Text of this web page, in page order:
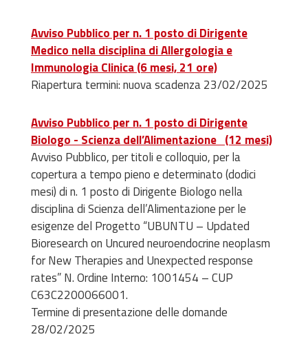
Avviso Pubblico per n. 1 posto di Dirigente
Medico nella disciplina di Allergologia e
Immunologia Clinica (6 mesi, 21 ore)
Riapertura termini: nuova scadenza 23/02/2025
Avviso Pubblico per n. 1 posto di Dirigente
Biologo - Scienza dell’Alimentazione (12 mesi)
Avviso Pubblico, per titoli e colloquio, per la
copertura a tempo pieno e determinato (dodici
mesi) di n. 1 posto di Dirigente Biologo nella
disciplina di Scienza dell’Alimentazione per le
esigenze del Progetto “UBUNTU – Updated
Bioresearch on Uncured neuroendocrine neoplasm
for New Therapies and Unexpected response
rates” N. Ordine Interno: 1001454 – CUP
C63C2200066001.
Termine di presentazione delle domande
28/02/2025